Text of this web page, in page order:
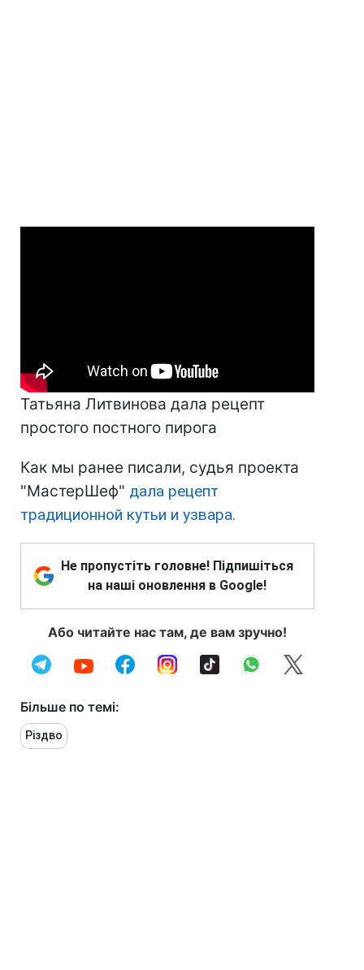
Татьяна Литвинова дала рецепт
простого постного пирога
Как мы ранее писали, судья проекта
"МастерШеф" дала рецепт
традиционной кутьи и узвара.
Не пропустіть головне! Підпишіться
на наші оновлення в Google!
Або читайте нас там, де вам зручно!
Більше по темі:
Різдво